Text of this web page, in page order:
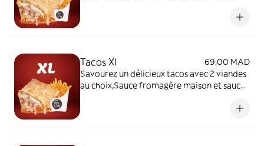
Tacos Xl
69,00 MAD
Savourez un délicieux tacos avec 2 viandes
au choix,Sauce fromagère maison et sauce